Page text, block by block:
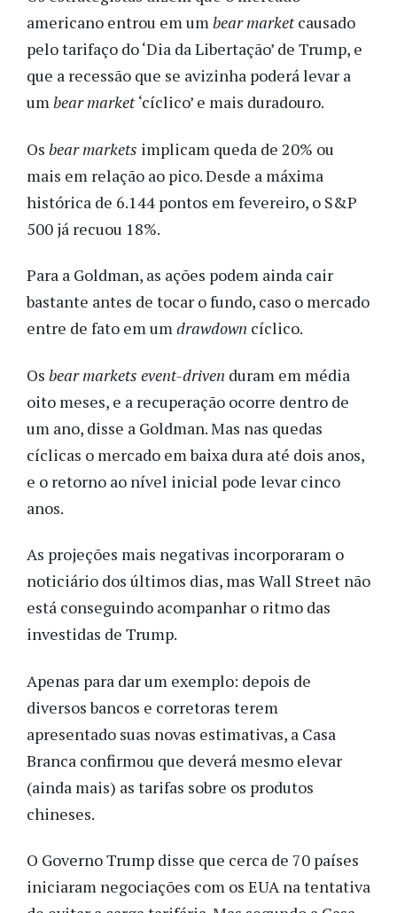
americano entrou em umbear marketcausado
pelo tarifaço do ‘Dia da Libertação’ de Trump, e
que a recessão que se avizinha poderá levar a
umbear market‘cíclico’ e mais duradouro.
Os bear markets implicam queda de 20% ou
mais em relação ao pico. Desde a máxima
histórica de 6.144 pontos em fevereiro, o S&P
500 já recuou 18%.
Para a Goldman, as ações podem ainda cair
bastante antes de tocar o fundo, caso o mercado
entre de fato em umdrawdown cíclico.
Os bear markets event-driven duram em média
oito meses, e a recuperação ocorre dentro de
um ano, disse a Goldman. Mas nas quedas
cíclicas o mercado em baixa dura até dois anos,
e o retorno ao nível inicial pode levar cinco
anos.
As projeções mais negativas incorporaram o
noticiário dos últimos dias, mas Wall Street não
está conseguindo acompanhar o ritmo das
investidas de Trump.
Apenas para dar um exemplo: depois de
diversos bancos e corretoras terem
apresentado suas novas estimativas, a Casa
Branca confirmou que deverá mesmo elevar
(ainda mais) as tarifas sobre os produtos
chineses.
O Governo Trump disse que cerca de 70 países
iniciaram negociações com os EUA na tentativa